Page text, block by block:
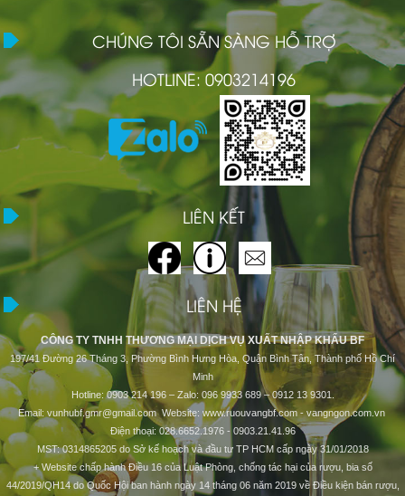
CHÚNG TÔI SẴN SÀNG HỖ TRỢ
HOTLINE: 0903214196
LIÊN KẾT
LIÊN HỆ
CÔNG TY TNHH THƯƠNG MẠI DỊCH VỤ XUẤT NHẬP KHẨU BF
197/41 Đường 26 Tháng 3, Phường Bình Hưng Hòa, Quận Bình Tân, Thành phố Hồ Chí
Minh
Hotline: 0903 214 196 – Zalo: 096 9933 689 – 0912 13 9301.
Email: vunhubf.gmr@gmail.com Website: www.ruouvangbf.com - vangngon.com.vn
Điện thoại: 028.6652.1976 - 0903.21.41.96
MST: 0314865205 do Sở kế hoạch và đầu tư TP HCM cấp ngày 31/01/2018
+ Website chấp hành Điều 16 của Luật Phòng, chống tác hại của rượu, bia số
44/2019/QH14 do Quốc Hội ban hành ngày 14 tháng 06 năm 2019 về Điều kiện bán rượu,